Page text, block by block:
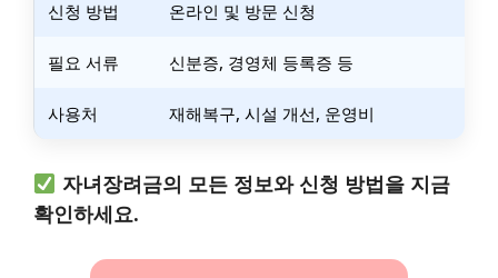
신청 방법 온라인 및 방문 신청
필요 서류 신분증, 경영체 등록증 등
사용처 재해복구, 시설 개선, 운영비
자녀장려금의 모든 정보와 신청 방법을 지금
확인하세요.